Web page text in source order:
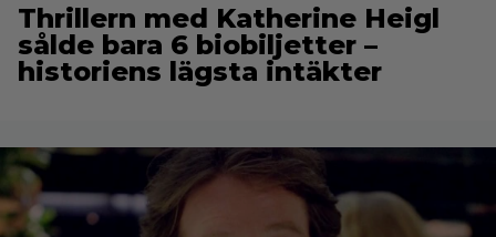
Thrillern med Katherine Heigl
sålde bara 6 biobiljetter –
historiens lägsta intäkter